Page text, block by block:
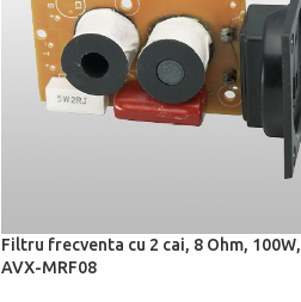
Filtru frecventa cu 2 cai, 8 Ohm, 100W,
AVX-MRF08